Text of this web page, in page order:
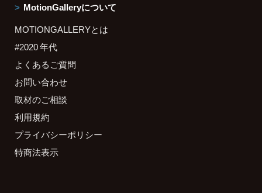
MotionGalleryについて
MOTIONGALLERYとは
#2020 年代
よくあるご質問
お問い合わせ
取材のご相談
利用規約
プライバシーポリシー
特商法表示